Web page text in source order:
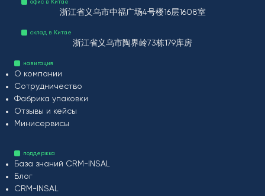
офис в Китае
浙江省义乌市中福广场4号楼16层1608室
склад в Китае
浙江省义乌市陶界岭73栋179库房
навигация
О компании
Сотрудничество
Фабрика упаковки
Отзывы и кейсы
Минисервисы
поддержка
База знаний CRM-INSAL
Блог
CRM-INSAL